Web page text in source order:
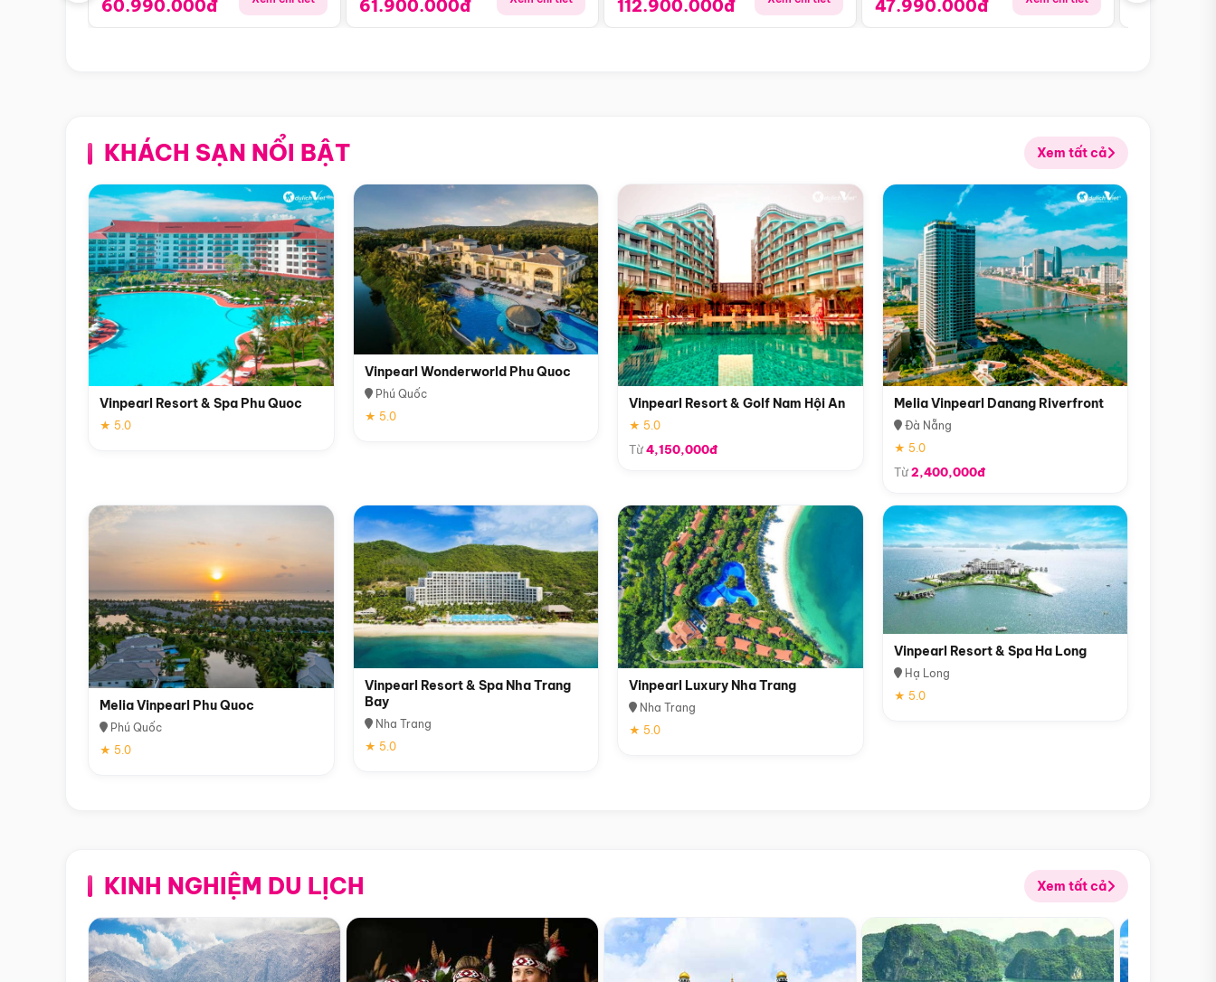
60.990.000đ 61.900.000đ 112.900.000đ 47.990.000đ
KHÁCH SẠN NỔI BẬT Xem tất cả
Vinpearl Resort & Spa Phu Quoc
★ 5.0
Vinpearl Wonderworld Phu Quoc
Phú Quốc
★ 5.0
Vinpearl Resort & Golf Nam Hội An
★ 5.0
Từ4,150,000đ
Melia Vinpearl Danang Riverfront
Đà Nẵng
★ 5.0
Từ2,400,000đ
Melia Vinpearl Phu Quoc
Phú Quốc
★ 5.0
Vinpearl Resort & Spa Nha Trang
Bay
Nha Trang
★ 5.0
Vinpearl Luxury Nha Trang
Nha Trang
★ 5.0
Vinpearl Resort & Spa Ha Long
Hạ Long
★ 5.0
KINH NGHIỆM DU LỊCH Xem tất cả